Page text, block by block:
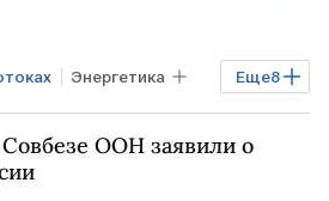
Еще8
Энергетика
Украины и ЕС
ООН заявили о